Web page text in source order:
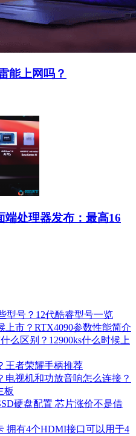
能上网吗？
端处理器发布：最高16
型号？12代酷睿型号一览
上市？RTX4090参数性能简介
么区别？12900ks什么时候上
王者荣耀手柄推荐
电视机和功放音响怎么连接？
板
硬盘配置 芯片涨价不是借
拥有4个HDMI接口可以用于4